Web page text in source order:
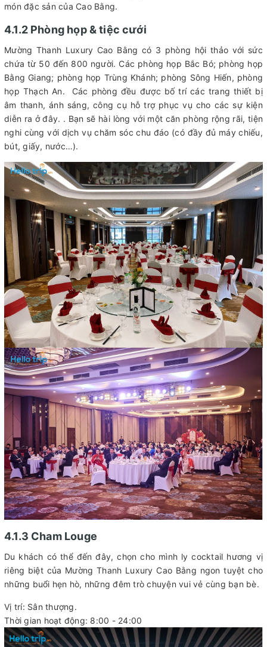
món đặc sản của Cao Bằng.
4.1.2 Phòng họp & tiệc cưới
Mường Thanh Luxury Cao Bằng có 3 phòng hội thảo với sức
chứa từ 50 đến 800 người. Các phòng họp Bắc Bó; phòng họp
Bằng Giang; phòng họp Trùng Khánh; phòng Sông Hiến, phòng
họp Thạch An. Các phòng đều được bố trí các trang thiết bị
âm thanh, ánh sáng, công cụ hỗ trợ phục vụ cho các sự kiện
diễn ra ở đây. . Bạn sẽ hài lòng với một căn phòng rộng rãi, tiện
nghi cùng với dịch vụ chăm sóc chu đáo (có đầy đủ máy chiếu,
bút, giấy, nước…).
4.1.3 Cham Louge
Du khách có thể đến đây, chọn cho mình ly cocktail hương vị
riêng biệt của Mường Thanh Luxury Cao Bằng ngon tuyệt cho
những buổi hẹn hò, những đêm trò chuyện vui vẻ cùng bạn bè.
Vị trí: Sân thượng.
Thời gian hoạt động: 8:00 - 24:00